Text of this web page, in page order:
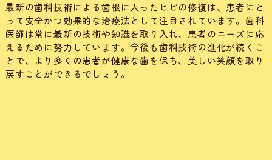
最新の歯科技術による歯根に入ったヒビの修復は、患者にと
って安全かつ効果的な治療法として注目されています。歯科
医師は常に最新の技術や知識を取り入れ、患者のニーズに応
えるために努力しています。今後も歯科技術の進化が続くこ
とで、より多くの患者が健康な歯を保ち、美しい笑顔を取り
戻すことができるでしょう。